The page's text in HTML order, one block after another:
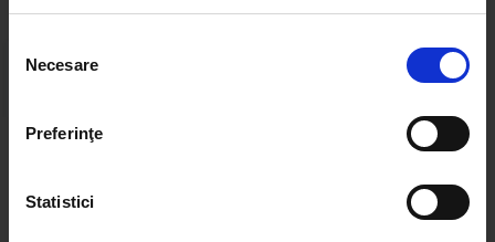
Să colectăm informațiile cu privire la locația dvs.
Să vă identificăm dispozitivul scanândul-l în mod
activ după caracteristici specifice (amprentare)
dvs. personale și configurați-vă preferințele la
secțiunea
consimțământului
Necesare
Preferinţe
Statistici